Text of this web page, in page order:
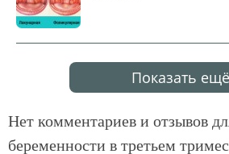
Показать ещё
Нет комментариев и отзывов
беременности в третьем